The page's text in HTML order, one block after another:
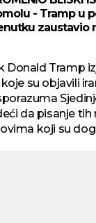
- Tramp u
zaustavio
Donald Tramp
su objavili
da pisanje
koji su